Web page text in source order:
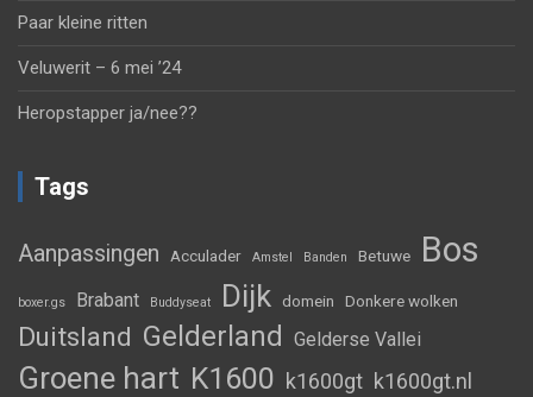
Paar kleine ritten
Veluwerit – 6 mei ’24
Heropstapper ja/nee??
Tags
Aanpassingen Acculader Amstel Banden Betuwe Bos
boxer.gs Brabant Buddyseat Dijk domein Donkere wolken
Duitsland Gelderland Gelderse Vallei
Groene hart K1600 k1600gt k1600gt.nl